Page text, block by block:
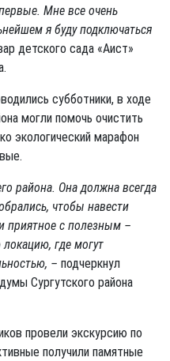
Мне все очень
я буду подключаться
детского сада «Аист»
субботники, в ходе
могли помочь очистить
экологический марафон
района. Она должна всегда
чтобы навести
приятное с полезным –
где могут
– подчеркнул
Сургутского района
провели экскурсию по
получили памятные